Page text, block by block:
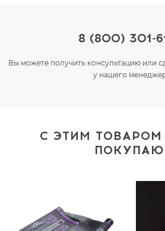
8 (800) 301-
Вы можете получить консультацию или
у нашего
С ЭТИМ